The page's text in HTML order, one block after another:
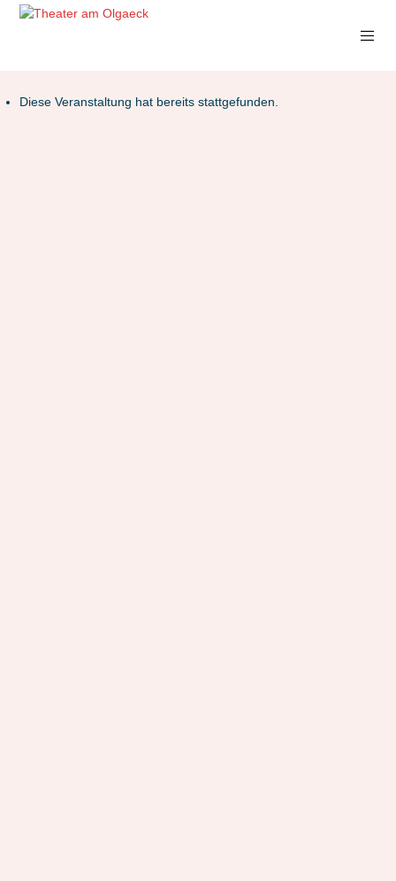
Diese Veranstaltung hat bereits stattgefunden.